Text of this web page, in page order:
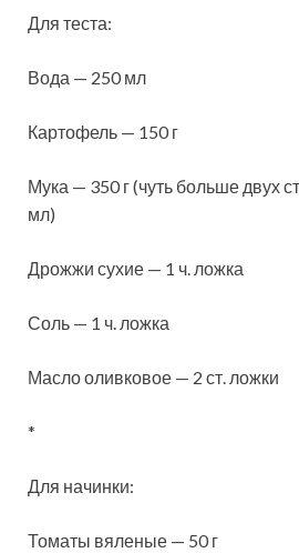
Для теста:
Вода — 250 мл
Картофель — 150 г
Мука — 350 г (чуть больше двух
мл)
Дрожжи сухие — 1 ч. ложка
Соль — 1 ч. ложка
Масло оливковое — 2 ст. ложки
*
Для начинки:
Томаты вяленые — 50 г